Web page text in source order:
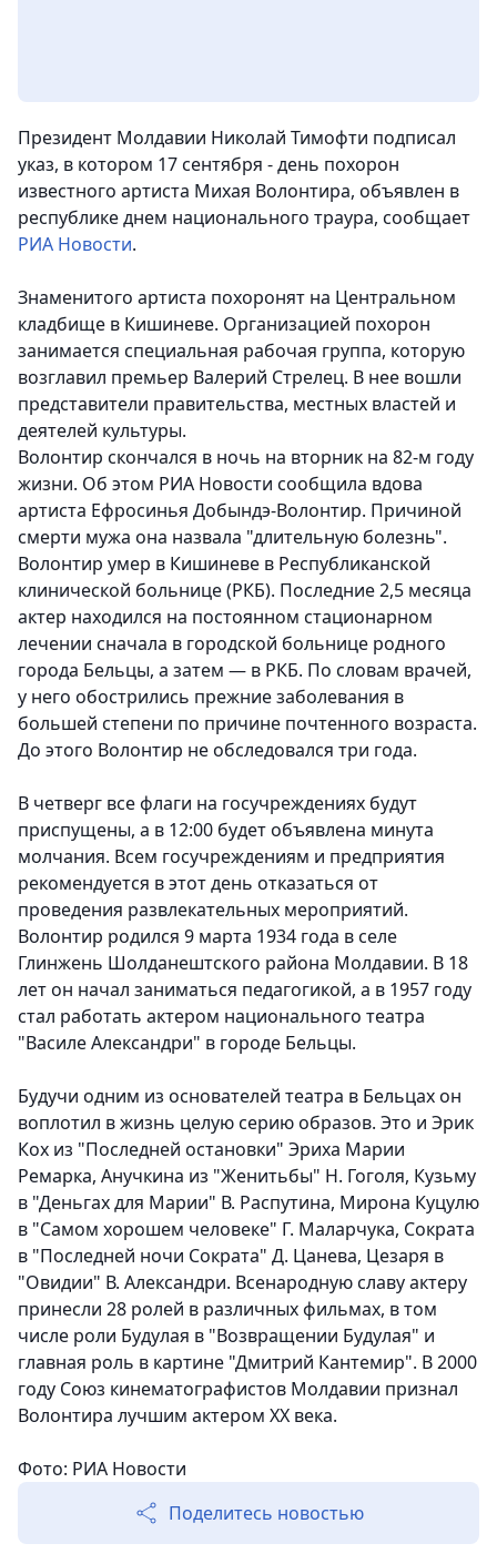
Президент Молдавии Николай Тимофти подписал
указ, в котором 17 сентября - день похорон
известного артиста Михая Волонтира, объявлен в
республике днем национального траура, сообщает
РИА Новости.
Знаменитого артиста похоронят на Центральном
кладбище в Кишиневе. Организацией похорон
занимается специальная рабочая группа, которую
возглавил премьер Валерий Стрелец. В нее вошли
представители правительства, местных властей и
деятелей культуры.
Волонтир скончался в ночь на вторник на 82-м году
жизни. Об этом РИА Новости сообщила вдова
артиста Ефросинья Добындэ-Волонтир. Причиной
смерти мужа она назвала "длительную болезнь".
Волонтир умер в Кишиневе в Республиканской
клинической больнице (РКБ). Последние 2,5 месяца
актер находился на постоянном стационарном
лечении сначала в городской больнице родного
города Бельцы, а затем — в РКБ. По словам врачей,
у него обострились прежние заболевания в
большей степени по причине почтенного возраста.
До этого Волонтир не обследовался три года.
В четверг все флаги на госучреждениях будут
приспущены, а в 12:00 будет объявлена минута
молчания. Всем госучреждениям и предприятия
рекомендуется в этот день отказаться от
проведения развлекательных мероприятий.
Волонтир родился 9 марта 1934 года в селе
Глинжень Шолданештского района Молдавии. В 18
лет он начал заниматься педагогикой, а в 1957 году
стал работать актером национального театра
"Василе Александри" в городе Бельцы.
Будучи одним из основателей театра в Бельцах он
воплотил в жизнь целую серию образов. Это и Эрик
Кох из "Последней остановки" Эриха Марии
Ремарка, Анучкина из "Женитьбы" Н. Гоголя, Кузьму
в "Деньгах для Марии" В. Распутина, Мирона Куцулю
в "Самом хорошем человеке" Г. Маларчука, Сократа
в "Последней ночи Сократа" Д. Цанева, Цезаря в
"Овидии" В. Александри. Всенародную славу актеру
принесли 28 ролей в различных фильмах, в том
числе роли Будулая в "Возвращении Будулая" и
главная роль в картине "Дмитрий Кантемир". В 2000
году Союз кинематографистов Молдавии признал
Волонтира лучшим актером ХХ века.
Фото: РИА Новости
Поделитесь новостью